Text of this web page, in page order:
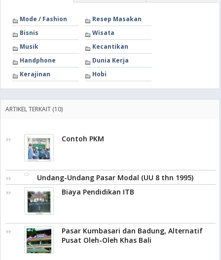
Mode / Fashion
Resep Masakan
Bisnis
Wisata
Musik
Kecantikan
Handphone
Dunia Kerja
Kerajinan
Hobi
ARTIKEL TERKAIT (10)
Contoh PKM
Undang-Undang Pasar Modal (UU 8 thn 1995)
Biaya Pendidikan ITB
Pasar Kumbasari dan Badung, Alternatif
Pusat Oleh-Oleh Khas Bali